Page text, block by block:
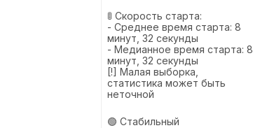
🚦 Скорость старта:
- Среднее время старта: 8
минут, 32 секунды
- Медианное время старта: 8
минут, 32 секунды
[!] Малая выборка,
статистика может быть
неточной
🟢 Стабильный